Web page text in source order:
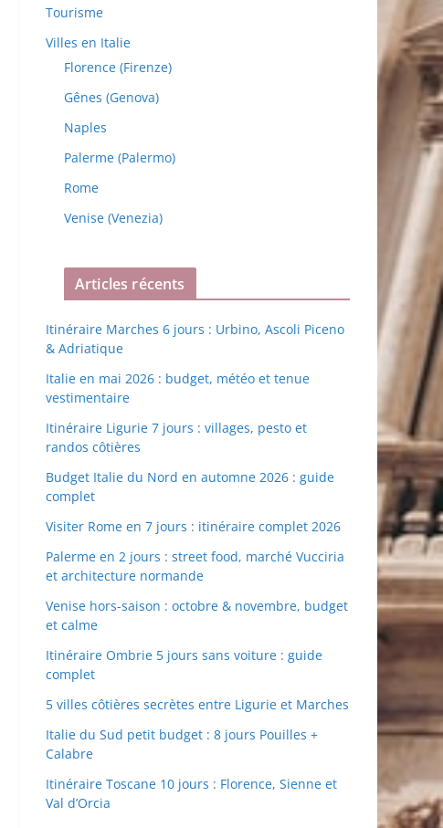
Tourisme
Villes en Italie
Florence (Firenze)
Gênes (Genova)
Naples
Palerme (Palermo)
Rome
Venise (Venezia)
Articles récents
Itinéraire Marches 6 jours : Urbino, Ascoli Piceno
& Adriatique
Italie en mai 2026 : budget, météo et tenue
vestimentaire
Itinéraire Ligurie 7 jours : villages, pesto et
randos côtières
Budget Italie du Nord en automne 2026 : guide
complet
Visiter Rome en 7 jours : itinéraire complet 2026
Palerme en 2 jours : street food, marché Vucciria
et architecture normande
Venise hors-saison : octobre & novembre, budget
et calme
Itinéraire Ombrie 5 jours sans voiture : guide
complet
5 villes côtières secrètes entre Ligurie et Marches
Italie du Sud petit budget : 8 jours Pouilles +
Calabre
Itinéraire Toscane 10 jours : Florence, Sienne et
Val d’Orcia